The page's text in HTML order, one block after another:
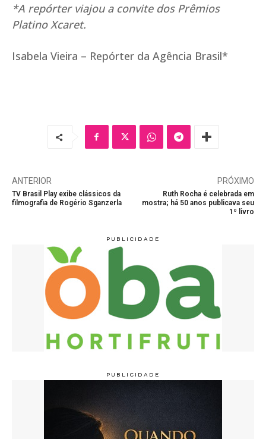
*A repórter viajou a convite dos Prêmios
Platino Xcaret.
Isabela Vieira – Repórter da Agência Brasil*
ANTERIOR
TV Brasil Play exibe clássicos da
filmografia de Rogério Sganzerla
PRÓXIMO
Ruth Rocha é celebrada em
mostra; há 50 anos publicava seu
1º livro